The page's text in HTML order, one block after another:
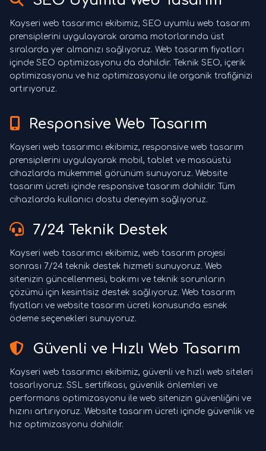
Kayseri web tasarımcı ekibimiz, SEO uyumlu web tasarım
prensiplerini uygulayarak arama motorlarında üst
sıralarda yer almanızı sağlıyoruz. Web tasarım fiyatları
içinde SEO optimizasyonu da dahildir. Teknik SEO, içerik
optimizasyonu ve hız optimizasyonu ile organik trafiğinizi
artırıyoruz.
Responsive Web Tasarım
Kayseri web tasarımcı ekibimiz, responsive web tasarım
prensiplerini uygulayarak mobil, tablet ve masaüstü
cihazlarda mükemmel görünüm sunuyoruz. Website
tasarım ücreti içinde responsive tasarım dahildir. Tüm
cihazlarda kullanıcı dostu deneyim sağlıyoruz.
7/24 Teknik Destek
Kayseri web tasarımcı ekibimiz, web tasarım projesi
sonrası 7/24 teknik destek hizmeti sunuyoruz. Web
sitenizin güncellenmesi, bakımı ve teknik sorunların
çözümü için kesintisiz destek sağlıyoruz. Web tasarım
fiyatları ve website tasarım ücreti konusunda esnek
ödeme seçenekleri sunuyoruz.
Güvenli ve Hızlı Web Tasarım
Kayseri web tasarımcı ekibimiz, güvenli ve hızlı web siteleri
tasarlıyoruz. SSL sertifikası, güvenlik önlemleri ve
performans optimizasyonu ile web sitenizin güvenliğini ve
hızını artırıyoruz. Website tasarım ücreti içinde güvenlik ve
hız optimizasyonu dahildir.